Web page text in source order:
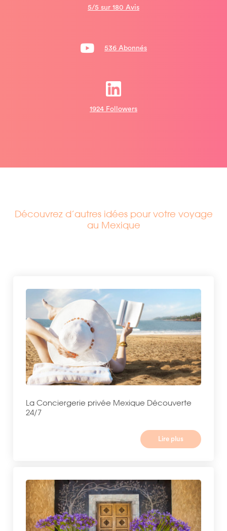
5/5 sur 180 Avis
536 Abonnés
1924 Followers
Découvrez d’autres idées pour votre voyage
au Mexique
La Conciergerie privée Mexique Découverte
24/7
Lire plus